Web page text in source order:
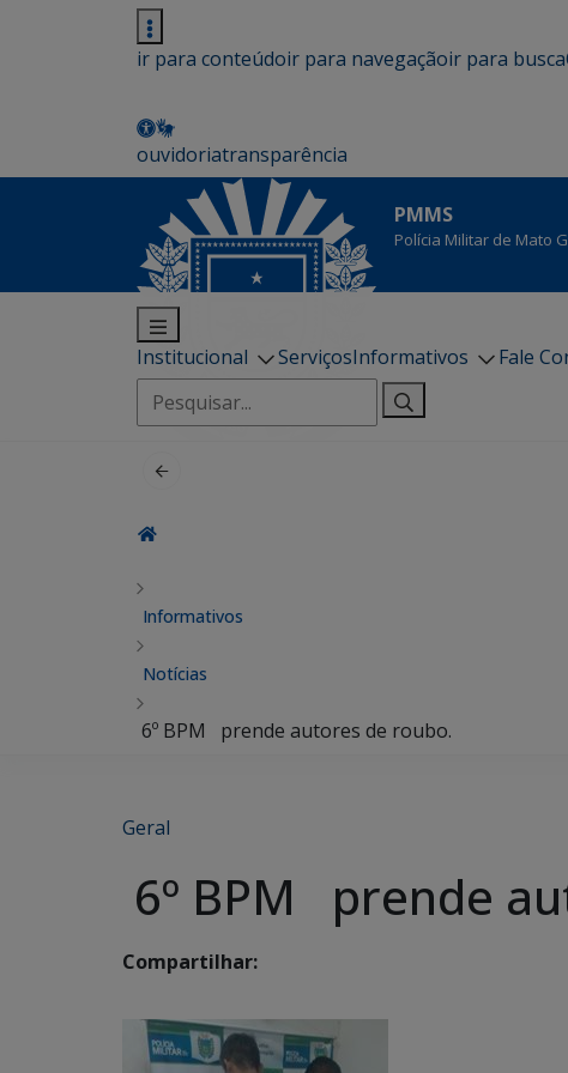
ir para conteúdoir para navegaçãoir para busca
ouvidoriatransparência
PMMS
Polícia Militar de Mato
Institucional ServiçosInformativos
Fale
Pesquisar
por:
Informativos
Notícias
6º BPM prende autores de roubo.
Geral
6º BPM prende
Compartilhar: